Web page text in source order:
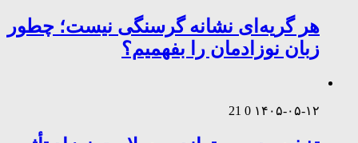
هر گریه‌ای نشانه گرسنگی نیست؛ چطور
زبان نوزادمان را بفهمیم؟
۱۴۰۵-۰۵-۱۲ 0
21